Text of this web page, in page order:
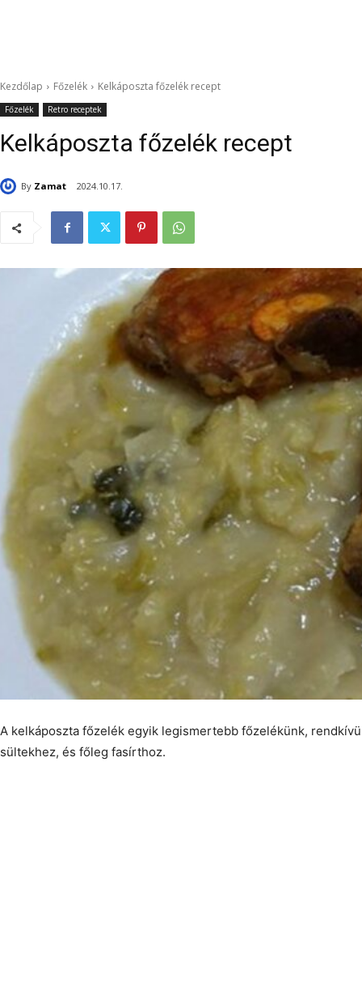
Kezdőlap Főzelék Kelkáposzta főzelék recept
Főzelék Retro receptek
Kelkáposzta főzelék recept
By Zamat 2024.10.17.
A kelkáposzta főzelék egyik legismertebb főzelékünk,
sültekhez, és főleg fasírthoz.